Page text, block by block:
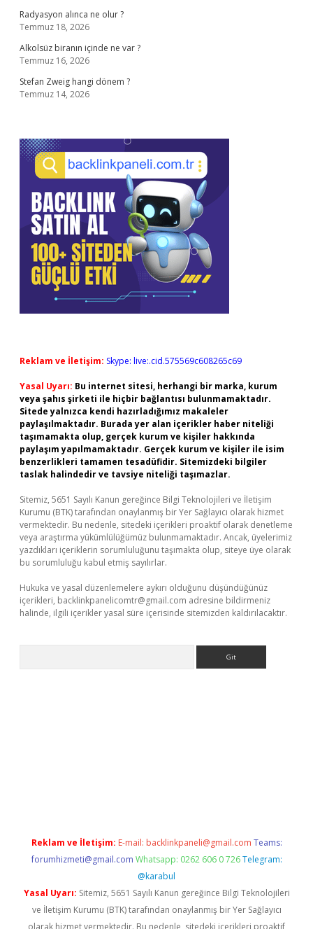
Radyasyon alınca ne olur ?
Temmuz 18, 2026
Alkolsüz biranın içinde ne var ?
Temmuz 16, 2026
Stefan Zweig hangi dönem ?
Temmuz 14, 2026
Reklam ve İletişim: Skype: live:.cid.575569c608265c69
Yasal Uyarı: Bu internet sitesi, herhangi bir marka, kurum
veya şahıs şirketi ile hiçbir bağlantısı bulunmamaktadır.
Sitede yalnızca kendi hazırladığımız makaleler
paylaşılmaktadır. Burada yer alan içerikler haber niteliği
taşımamakta olup, gerçek kurum ve kişiler hakkında
paylaşım yapılmamaktadır. Gerçek kurum ve kişiler ile isim
benzerlikleri tamamen tesadüfidir. Sitemizdeki bilgiler
taslak halindedir ve tavsiye niteliği taşımazlar.
Sitemiz, 5651 Sayılı Kanun gereğince Bilgi Teknolojileri ve İletişim
Kurumu (BTK) tarafından onaylanmış bir Yer Sağlayıcı olarak hizmet
vermektedir. Bu nedenle, sitedeki içerikleri proaktif olarak denetleme
veya araştırma yükümlülüğümüz bulunmamaktadır. Ancak, üyelerimiz
yazdıkları içeriklerin sorumluluğunu taşımakta olup, siteye üye olarak
bu sorumluluğu kabul etmiş sayılırlar.
Hukuka ve yasal düzenlemelere aykırı olduğunu düşündüğünüz
içerikleri, backlinkpanelicomtr@gmail.com adresine bildirmeniz
halinde, ilgili içerikler yasal süre içerisinde sitemizden kaldırılacaktır.
Reklam ve İletişim: E-mail: backlinkpaneli@gmail.com Teams:
forumhizmeti@gmail.com Whatsapp: 0262 606 0 726 Telegram:
@karabul
Yasal Uyarı: Sitemiz, 5651 Sayılı Kanun gereğince Bilgi Teknolojileri
ve İletişim Kurumu (BTK) tarafından onaylanmış bir Yer Sağlayıcı
olarak hizmet vermektedir. Bu nedenle, sitedeki içerikleri proaktif